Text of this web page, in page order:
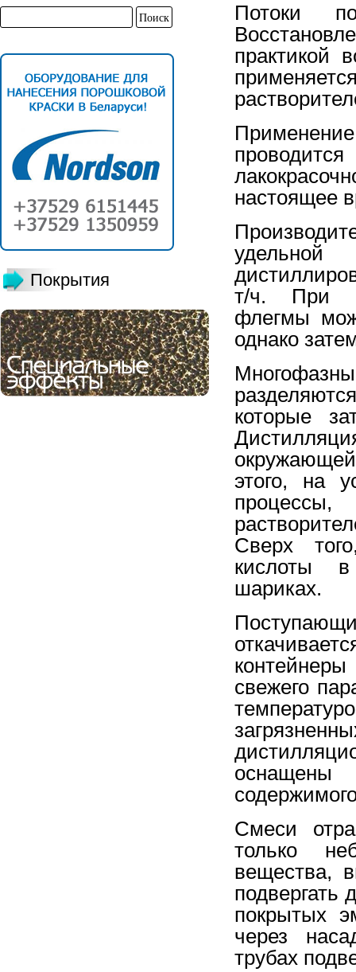
Покрытия
Потоки
практикой
настоящее
т/ч. При
флегмы
однако
которые
этого, на
Сверх
кислоты в
шариках.
свежего
Смеси
только
вещества,
подвергать
покрытых
через
трубах